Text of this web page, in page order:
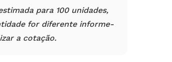
para 100 unidades,
for diferente informe-
a cotação.